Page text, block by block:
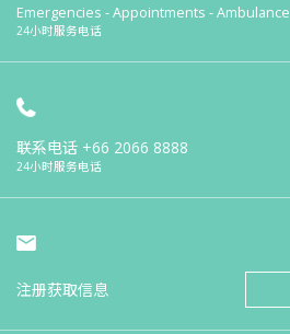
Emergencies - Appointments - Ambulance
24小时服务电话
联系电话 +66 2066 8888
24小时服务电话
注册获取信息